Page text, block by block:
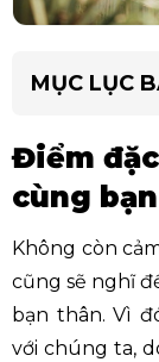
MỤC LỤC
Điểm
cùng
Không còn
cũng sẽ nghĩ
bạn thân. Vì
với chúng ta,